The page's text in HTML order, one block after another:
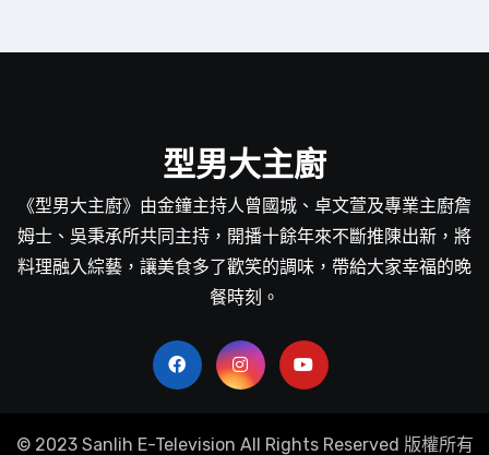
型男大主廚
《型男大主廚》由金鐘主持人曾國城、卓文萱及專業主廚詹
姆士、吳秉承所共同主持，開播十餘年來不斷推陳出新，將
料理融入綜藝，讓美食多了歡笑的調味，帶給大家幸福的晚
餐時刻。
© 2023 Sanlih E-Television All Rights Reserved 版權所有